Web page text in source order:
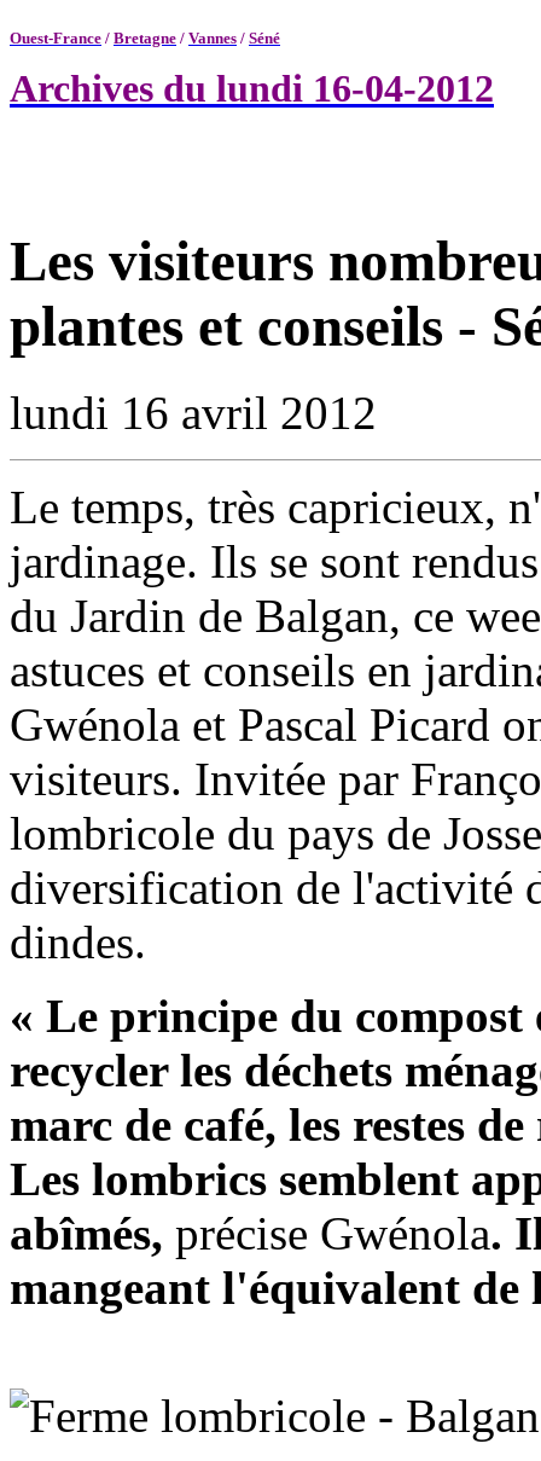
Ouest-France / Bretagne / Vannes / Séné
Archives du lundi 16-04-2012
Les visiteurs
plantes et conseils -
lundi 16 avril 2012
Le temps, très capricieux,
jardinage. Ils se sont
du Jardin de Balgan, ce
astuces et conseils en
Gwénola et Pascal Picard
visiteurs. Invitée par
lombricole du pays de
diversification de l'activité
dindes.
« Le principe du compost
recycler les déchets
marc de café, les restes
Les lombrics semblent
abîmés, précise Gwénola.
mangeant l'équivalent